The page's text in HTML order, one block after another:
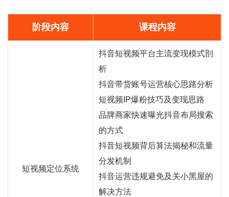
阶段内容 课程内容
短视频定位系统
抖音短视频平台主流变现模式剖
析
抖音带货账号运营核心思路分析
短视频IP爆粉技巧及变现思路
品牌商家快速曝光抖音布局搜索
的方式
抖音短视频背后算法揭秘和流量
分发机制
抖音运营违规避免及关小黑屋的
解决方法